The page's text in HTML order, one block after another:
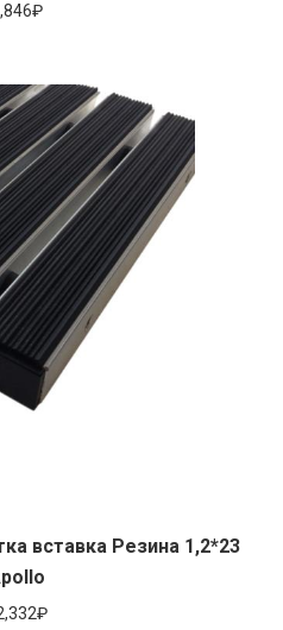
₽
вставка Резина 1,2*23
₽